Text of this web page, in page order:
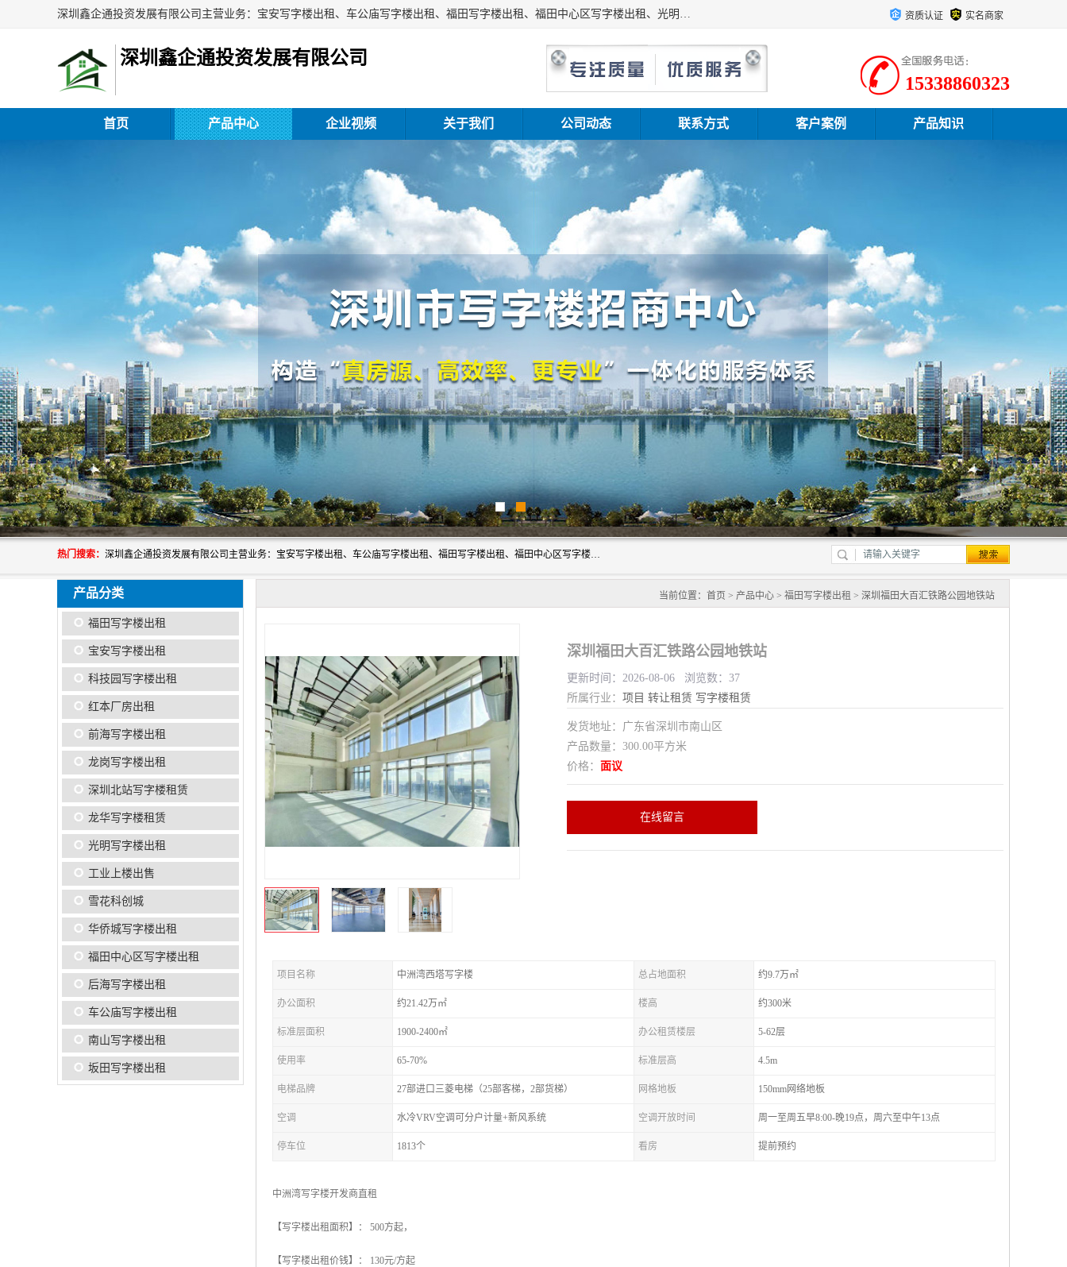
深圳鑫企通投资发展有限公司主营业务：宝安写字楼出租、车公庙写字楼出租、福田写字楼出租、福田中心区写字楼出租、光明写字楼出租、后海写字楼出租、科技园写字楼出租、南山写字楼出租等。公司专注为写字楼提供整体解决方案的化服务，依托于长期的写字楼线下运营经验和积累，以及丰富的互联网从业经验，拥有完善的服务架构体系、丰富的行业经验、与充分的销售资源。 资质认证 实名商家
深圳鑫企通投资发展有限公司
15338860323
首页 产品中心 企业视频 关于我们 公司动态 联系方式 客户案例 产品知识
热门搜索： 深圳鑫企通投资发展有限公司主营业务：宝安写字楼出租、车公庙写字楼出租、福田写字楼出租、福田中心区写字楼出租、光明写字楼出租、后海写字楼出租、科技园写字楼出租、南山写字楼出租等。公司专注为写字楼提供整体解决方案的化服务，依托于长期的写字楼线下运营经验和积累，以及丰富的互联网从业经验，拥有完善的服务架构体系、丰富的行业经验、与充分的销售资源。
产品分类
福田写字楼出租
宝安写字楼出租
科技园写字楼出租
红本厂房出租
前海写字楼出租
龙岗写字楼出租
深圳北站写字楼租赁
龙华写字楼租赁
光明写字楼出租
工业上楼出售
雪花科创城
华侨城写字楼出租
福田中心区写字楼出租
后海写字楼出租
车公庙写字楼出租
南山写字楼出租
坂田写字楼出租
当前位置： 首页 > 产品中心 > 福田写字楼出租 > 深圳福田大百汇铁路公园地铁站
深圳福田大百汇铁路公园地铁站
更新时间：2026-08-06 浏览数：37
所属行业： 项目 转让租赁 写字楼租赁
发货地址：广东省深圳市南山区
产品数量：300.00平方米
价格： 面议
在线留言
项目名称 中洲湾西塔写字楼 总占地面积 约9.7万㎡
办公面积 约21.42万㎡ 楼高 约300米
标准层面积 1900-2400㎡ 办公租赁楼层 5-62层
使用率 65-70% 标准层高 4.5m
电梯品牌 27部进口三菱电梯（25部客梯，2部货梯） 网格地板 150mm网络地板
空调 水冷VRV空调可分户计量+新风系统 空调开放时间 周一至周五早8:00-晚19点，周六至中午13点
停车位 1813个 看房 提前预约
中洲湾写字楼开发商直租
【写字楼出租面积】： 500方起，
【写字楼出租价钱】： 130元/方起